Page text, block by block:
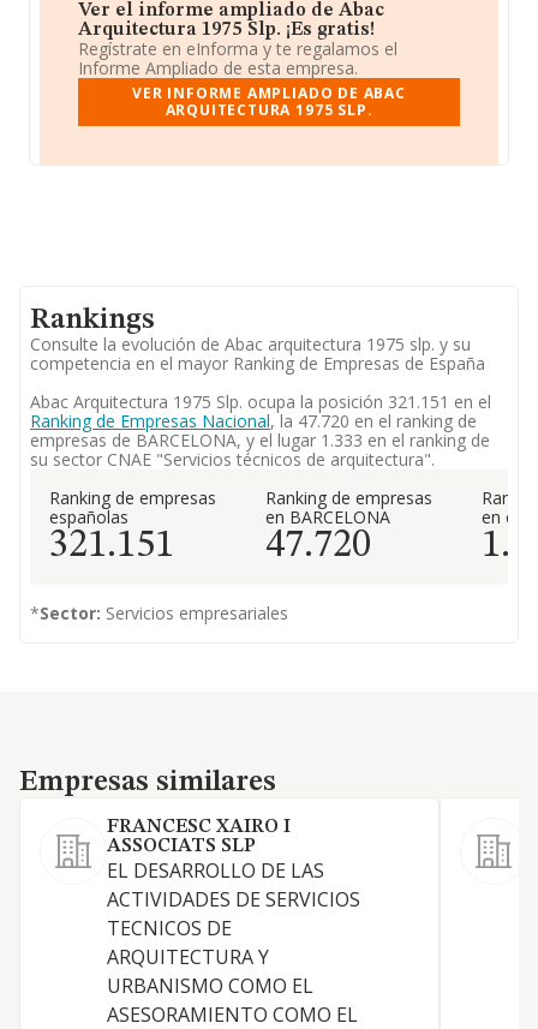
Ver el informe ampliado de Abac
Arquitectura 1975 Slp. ¡Es gratis!
Regístrate en eInforma y te regalamos el
Informe Ampliado de esta empresa.
VER INFORME AMPLIADO DE ABAC
ARQUITECTURA 1975 SLP.
Rankings
Consulte la evolución de Abac arquitectura 1975 slp. y su
competencia en el mayor Ranking de Empresas de España
Abac Arquitectura 1975 Slp. ocupa la posición 321.151 en el
Ranking de Empresas Nacional, la 47.720 en el ranking de
empresas de BARCELONA, y el lugar 1.333 en el ranking de
su sector CNAE "Servicios técnicos de arquitectura".
Ranking de empresas
españolas
321.151
Ranking de empresas
en BARCELONA
47.720
en el
*Sector: Servicios empresariales
Empresas similares
Empresas similares
FRANCESC XAIRO I
ASSOCIATS SLP
EL DESARROLLO DE LAS
ACTIVIDADES DE SERVICIOS
TECNICOS DE
ARQUITECTURA Y
URBANISMO COMO EL
ASESORAMIENTO COMO EL